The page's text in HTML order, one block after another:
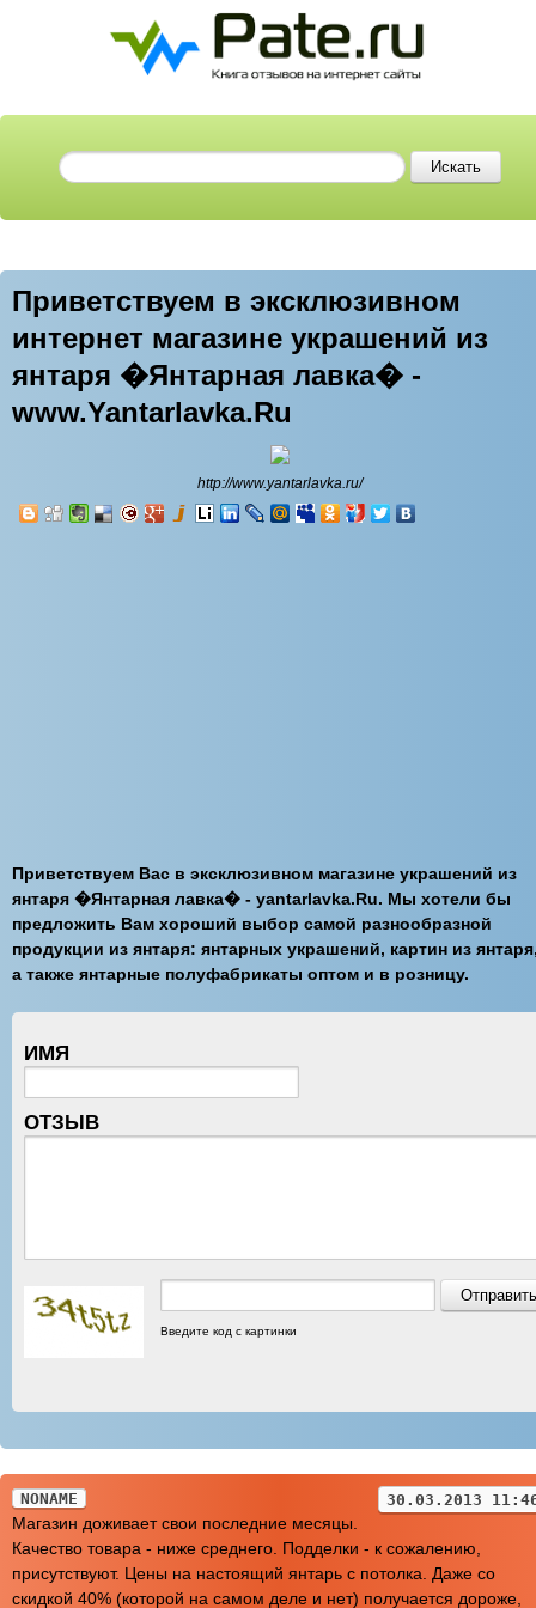
Приветствуем в эксклюзивном
интернет магазине украшений из
янтаря �Янтарная лавка� -
www.Yantarlavka.Ru
http://www.yantarlavka.ru/
Приветствуем Вас в эксклюзивном магазине украшений из
янтаря �Янтарная лавка� - yantarlavka.Ru. Мы хотели бы
предложить Вам хороший выбор самой разнообразной
продукции из янтаря: янтарных украшений, картин из
а также янтарные полуфабрикаты оптом и в розницу.
ИМЯ
ОТЗЫВ
Введите код с картинки
NONAME 30.03.2013
Магазин доживает свои последние месяцы.
Качество товара - ниже среднего. Подделки - к сожалению,
присутствуют. Цены на настоящий янтарь с потолка. Даже со
скидкой 40% (которой на самом деле и нет) получается дороже,